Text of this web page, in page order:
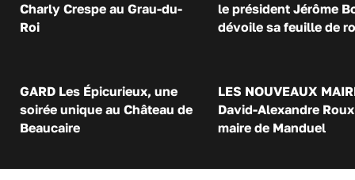
Charly Crespe au Grau-du-
Roi
le président Jérôme
dévoile sa feuille de
GARD Les Épicurieux, une
soirée unique au Château de
Beaucaire
LES NOUVEAUX
David-Alexandre
maire de Manduel